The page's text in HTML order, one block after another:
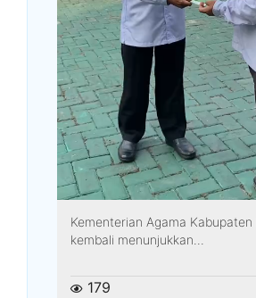
Kementerian Agama Kabupaten
kembali menunjukkan...
179